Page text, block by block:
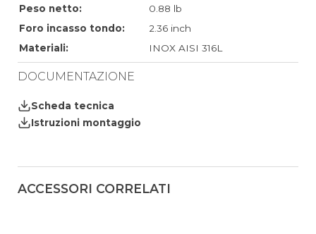
Peso netto:
0.88 lb
Foro incasso tondo:
2.36 inch
Materiali:
INOX AISI 316L
DOCUMENTAZIONE
Scheda tecnica
Istruzioni montaggio
ACCESSORI CORRELATI